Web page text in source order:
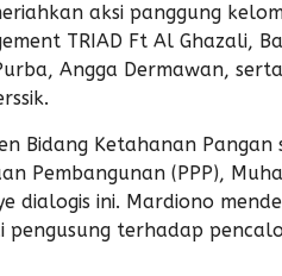
aksi panggung
TRIAD Ft Al Ghazali,
Angga Dermawan,
Bidang Ketahanan Pangan
Pembangunan (PPP),
dialogis ini. Mardiono
pengusung terhadap